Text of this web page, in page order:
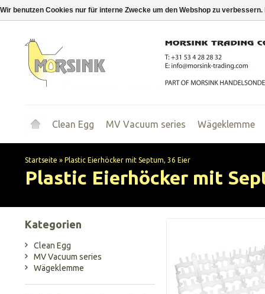
Clean Egg MV Vacuum series Wägeklemme
Startseite » Plastic Eierhöcker mit Septum, 36 Eier
Plastic Eierhöcker mit
Kategorien
Clean Egg
MV Vacuum series
Wägeklemme
Wir benutzen Cookies nur für interne Zwecke um den Webshop zu